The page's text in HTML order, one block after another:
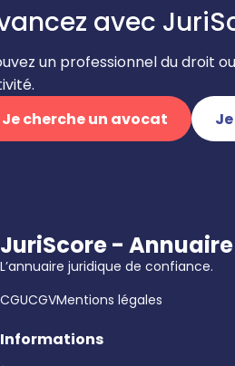
avec
un professionnel du droit
Je cherche un avocat
JuriScore -
L’annuaire juridique de confiance.
CGUCGVMentions légales
Informations